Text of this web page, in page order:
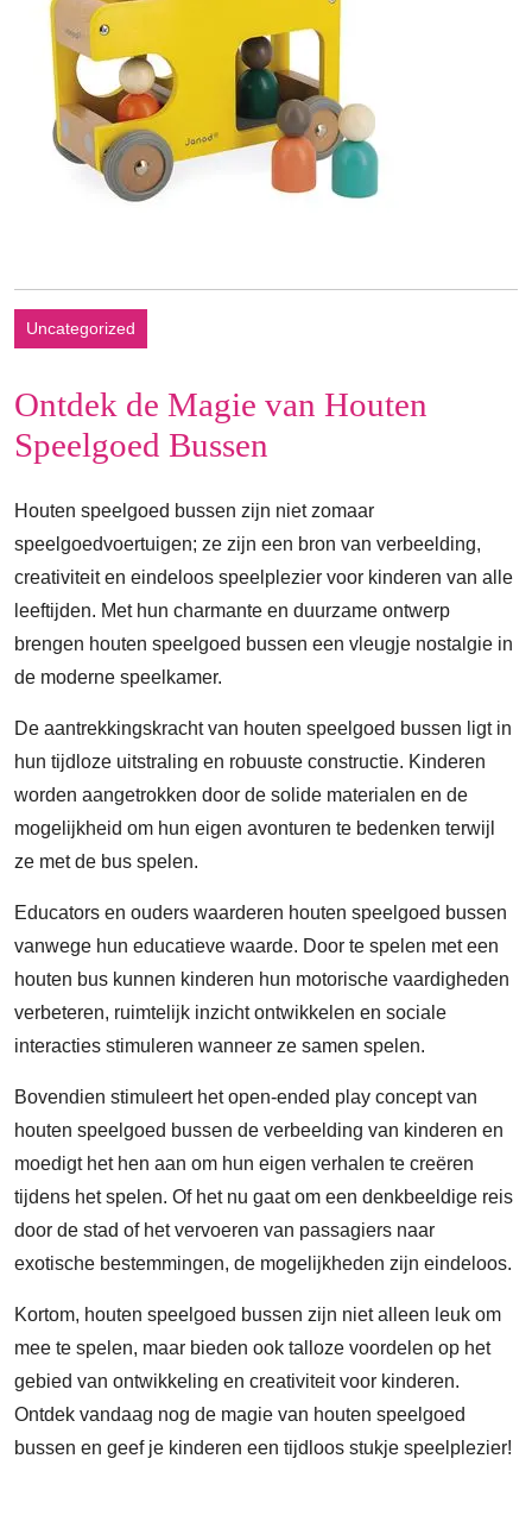
Uncategorized
Ontdek de Magie van Houten
Speelgoed Bussen
Houten speelgoed bussen zijn niet zomaar
speelgoedvoertuigen; ze zijn een bron van verbeelding,
creativiteit en eindeloos speelplezier voor kinderen van alle
leeftijden. Met hun charmante en duurzame ontwerp
brengen houten speelgoed bussen een vleugje nostalgie in
de moderne speelkamer.
De aantrekkingskracht van houten speelgoed bussen ligt in
hun tijdloze uitstraling en robuuste constructie. Kinderen
worden aangetrokken door de solide materialen en de
mogelijkheid om hun eigen avonturen te bedenken terwijl
ze met de bus spelen.
Educators en ouders waarderen houten speelgoed bussen
vanwege hun educatieve waarde. Door te spelen met een
houten bus kunnen kinderen hun motorische vaardigheden
verbeteren, ruimtelijk inzicht ontwikkelen en sociale
interacties stimuleren wanneer ze samen spelen.
Bovendien stimuleert het open-ended play concept van
houten speelgoed bussen de verbeelding van kinderen en
moedigt het hen aan om hun eigen verhalen te creëren
tijdens het spelen. Of het nu gaat om een denkbeeldige reis
door de stad of het vervoeren van passagiers naar
exotische bestemmingen, de mogelijkheden zijn eindeloos.
Kortom, houten speelgoed bussen zijn niet alleen leuk om
mee te spelen, maar bieden ook talloze voordelen op het
gebied van ontwikkeling en creativiteit voor kinderen.
Ontdek vandaag nog de magie van houten speelgoed
bussen en geef je kinderen een tijdloos stukje speelplezier!